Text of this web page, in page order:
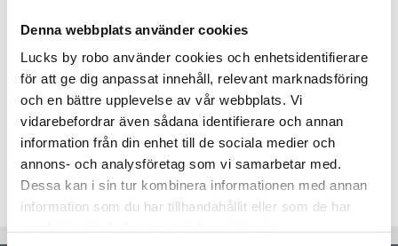
Denna webbplats använder cookies
Lucks by robo använder cookies och enhetsidentifierare
för att ge dig anpassat innehåll, relevant marknadsföring
och en bättre upplevelse av vår webbplats. Vi
vidarebefordrar även sådana identifierare och annan
information från din enhet till de sociala medier och
annons- och analysföretag som vi samarbetar med.
Dessa kan i sin tur kombinera informationen med annan
information som du har tillhandahållit eller som de har
KÖP
Artikelnr DISTANSLISTFANERLE60WAL
Bredd:160mm, tjocklek 19mm.